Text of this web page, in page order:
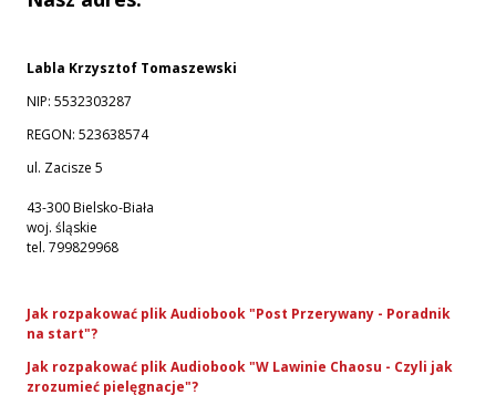
Labla Krzysztof Tomaszewski
NIP: 5532303287
REGON: 523638574
ul. Zacisze 5
43-300 Bielsko-Biała
woj. śląskie
tel. 799829968
Jak rozpakować plik Audiobook "Post Przerywany - Poradnik
na start"?
Jak rozpakować plik Audiobook "W Lawinie Chaosu - Czyli jak
zrozumieć pielęgnacje"?